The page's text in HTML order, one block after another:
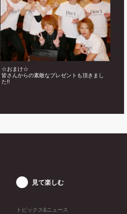
☆おまけ☆
皆さんからの素敵なプレゼントも頂きまし
た!!
見て楽しむ
トピックス&ニュース